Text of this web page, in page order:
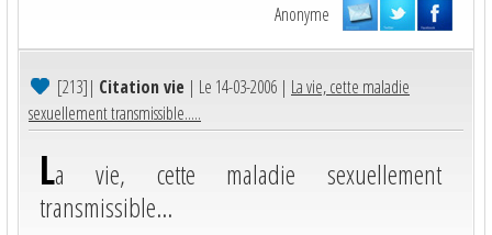
Anonyme
[213]| Citation vie | Le 14-03-2006 | La vie, cette maladie
sexuellement transmissible.....
La vie, cette maladie sexuellement
transmissible...